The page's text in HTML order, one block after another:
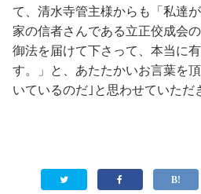
て、清水寺管主様からも「私達
家の信者さんである立正佼成会
御法を届けて下さって、本当に
す。」と、あたたかいお言葉を
いているのだ｣と思わせていた